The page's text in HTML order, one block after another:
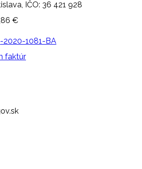
IČO: 36 421 928
€
2020-1081-BA
faktúr